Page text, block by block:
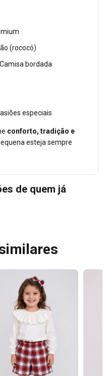
(rococó)
bordada
especiais
conforto, tradição e
esteja sempre
de quem já